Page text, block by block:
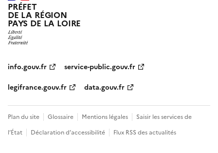
PRÉFET
DE LA RÉGION
PAYS DE LA LOIRE
info.gouv.fr
service-public.gouv.fr
legifrance.gouv.fr
data.gouv.fr
Plan du site Glossaire Mentions légales
Saisir les services de
l’État
Déclaration d’accessibilité Flux RSS des actualités